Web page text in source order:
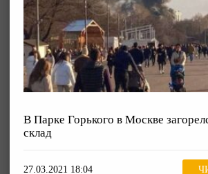
В Парке Горького в Москве
склад
27.03.2021 18:04